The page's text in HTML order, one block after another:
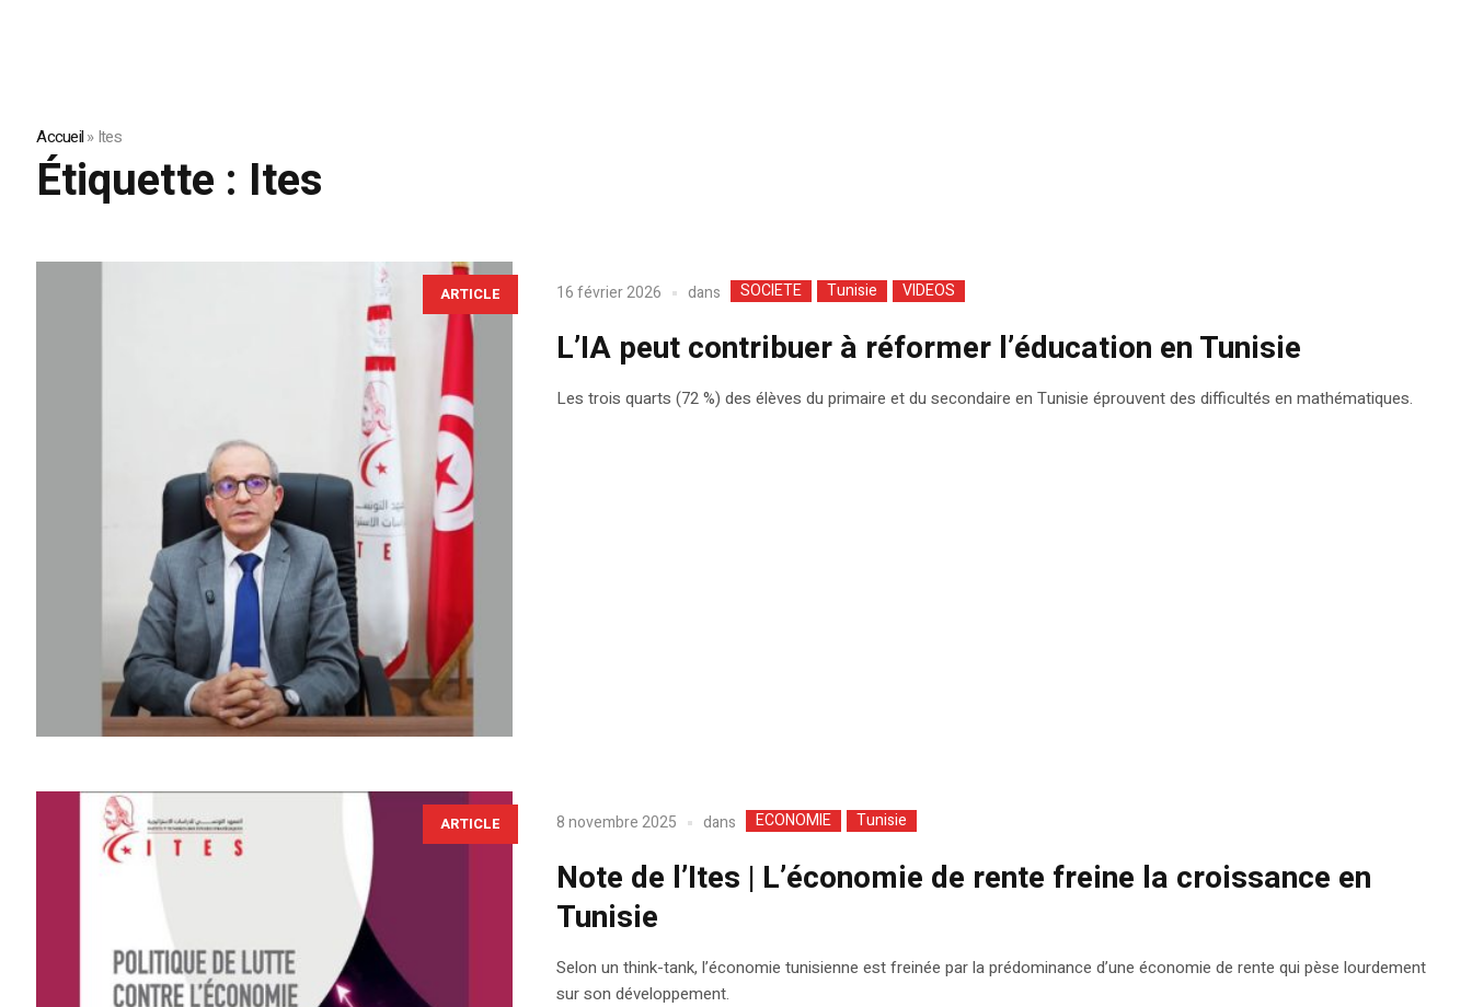
Accueil»Ites
Étiquette : Ites
ARTICLE 16 février 2026 dans SOCIETE Tunisie VIDEOS
L’IA peut contribuer à réformer l’éducation en Tunisie
Les trois quarts (72 %) des élèves du primaire et du secondaire en Tunisie éprouvent des difficultés en mathématiques.
ARTICLE 8 novembre 2025 dans ECONOMIE Tunisie
Note de l’Ites | L’économie de rente freine la croissance en
Tunisie
Selon un think-tank, l’économie tunisienne est freinée par la prédominance d’une économie de rente qui pèse lourdement
sur son développement.